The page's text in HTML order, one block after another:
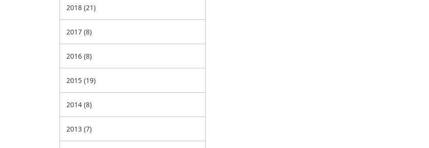
2018 (21)
2017 (8)
2016 (8)
2015 (19)
2014 (8)
2013 (7)